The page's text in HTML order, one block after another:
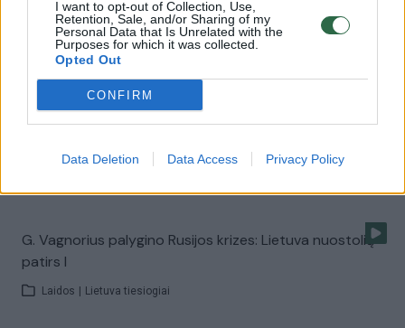
I want to opt-out of Collection, Use,
Retention, Sale, and/or Sharing of my
Personal Data that Is Unrelated with the
Purposes for which it was collected.
Opted Out
CONFIRM
Data Deletion Data Access Privacy Policy
Prekybininkų siaubas: pirkėjai, už 500 Lt perkantys
žiebtuvėlį I
Laidos | Lietuva tiesiogiai
Prieš euro įvedimą – psichologų konsultacijos
G. Vagnorius palygino Rusijos krizes: Lietuva nuostolių
patirs I
Laidos Lietuva tiesiogiai